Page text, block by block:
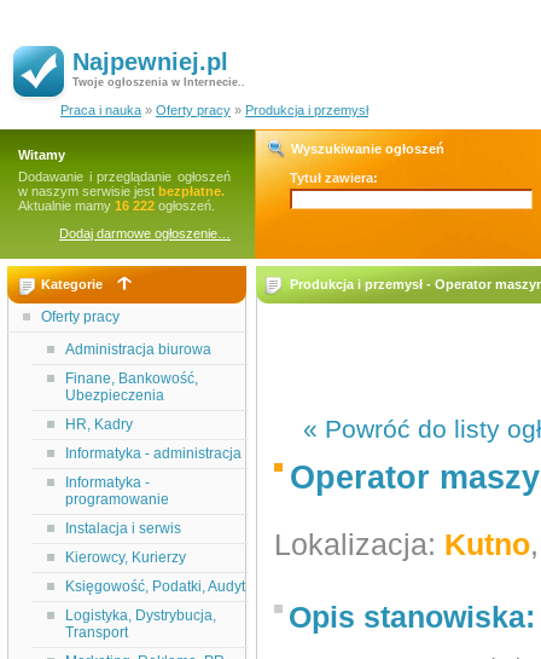
Najpewniej.pl
Twoje ogłoszenia w Internecie..
Praca i nauka » Oferty pracy » Produkcja i przemysł
Witamy
Dodawanie i przeglądanie ogłoszeń
w naszym serwisie jest bezpłatne.
Aktualnie mamy 16 222 ogłoszeń.
Dodaj darmowe ogłoszenie…
Wyszukiwanie ogłoszeń
Tytuł zawiera:
Kategorie
Oferty pracy
Administracja biurowa
Finane, Bankowość,
Ubezpieczenia
HR, Kadry
Informatyka - administracja
Informatyka -
programowanie
Instalacja i serwis
Kierowcy, Kurierzy
Księgowość, Podatki, Audyt
Logistyka, Dystrybucja,
Transport
Produkcja i przemysł - Operator
« Powróć do listy
Operator
Lokalizacja: Kutno
Opis stanowiska: